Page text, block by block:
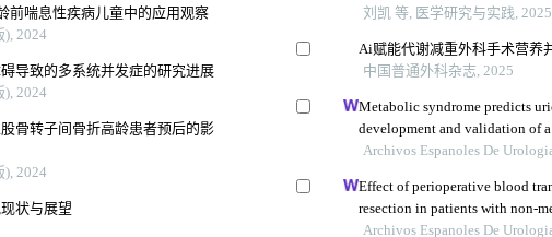
前喘息性疾病儿童中的应用观察
), 2024
导致的多系统并发症的研究进展
), 2024
骨转子间骨折高龄患者预后的影
), 2024
状与展望
刘凯 等, 医学研究与实践, 2025
Ai赋能代谢减重外科手术营养
中国普通外科杂志, 2025
Metabolic syndrome predicts
development and validation of
Archivos Espanoles De
Effect of perioperative blood
resection in patients with non-
retrospective analysis
Archivos Espanoles De